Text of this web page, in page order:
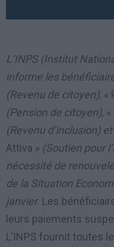
L’INPS (Institut
informe les
(Revenu de citoyen), «
(Pension de citoyen),
(Revenu d’inclusion) et
Attiva » (Soutien pour
nécessité de
de la Situation
janvier. Les
leurs paiements
L’INPS fournit toutes